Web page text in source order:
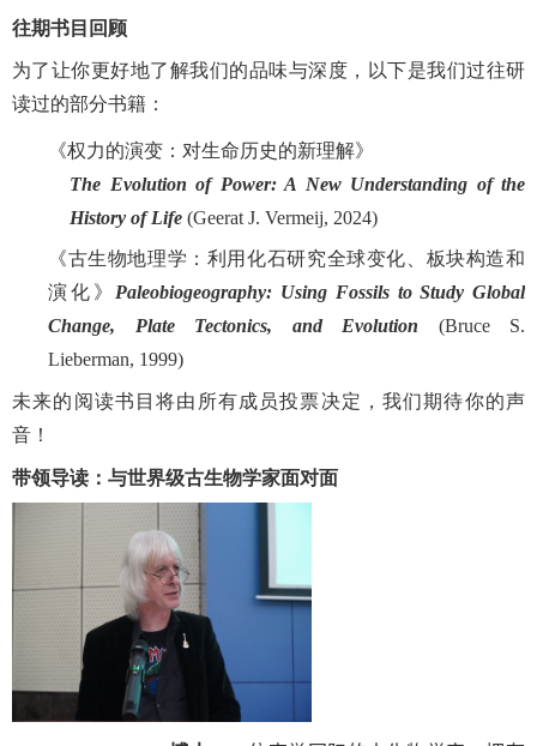
往期书目回顾
为了让你更好地了解我们的品味与深度，以下是我们过往研
读过的部分书籍：
《权力的演变：对生命历史的新理解》
The Evolution of Power: A New Understanding of the
History of Life (Geerat J. Vermeij, 2024)
《古生物地理学：利用化石研究全球变化、板块构造和
演化》 Paleobiogeography: Using Fossils to Study Global
Change, Plate Tectonics, and Evolution (Bruce S.
Lieberman, 1999)
未来的阅读书目将由所有成员投票决定，我们期待你的声
音！
带领导读：与世界级古生物学家面对面